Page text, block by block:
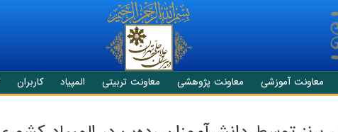
معاونت آموزشی معاونت پژوهشی معاونت تربیتی المپیاد کاربران